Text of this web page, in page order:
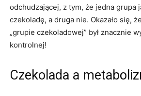
odchudzającej, z tym, że jedna grupa
czekoladę, a druga nie. Okazało się,
„grupie czekoladowej” był znacznie
kontrolnej!
Czekolada a